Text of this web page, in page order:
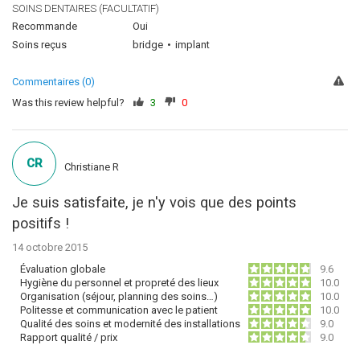
SOINS DENTAIRES (FACULTATIF)
Recommande
Oui
Soins reçus
bridge implant
Commentaires (0)
Was this review helpful?
3 0
Je suis satisfaite, je n'y vois que des points
positifs !
14 octobre 2015
Évaluation globale
9.6
Hygiène du personnel et propreté des lieux
10.0
Organisation (séjour, planning des soins…)
10.0
Politesse et communication avec le patient
10.0
Qualité des soins et modernité des installations
9.0
Rapport qualité / prix
9.0
CR Christiane R